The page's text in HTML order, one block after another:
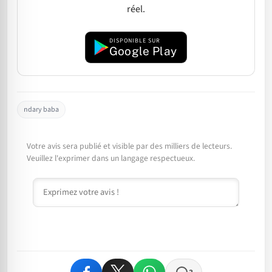
réel.
DISPONIBLE SUR
Google Play
ndary baba
Votre avis sera publié et visible par des milliers de lecteurs.
Veuillez l'exprimer dans un langage respectueux.
Commentaire